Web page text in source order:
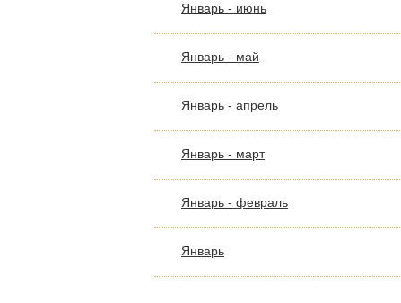
Январь - июнь
Январь - май
Январь - апрель
Январь - март
Январь - февраль
Январь